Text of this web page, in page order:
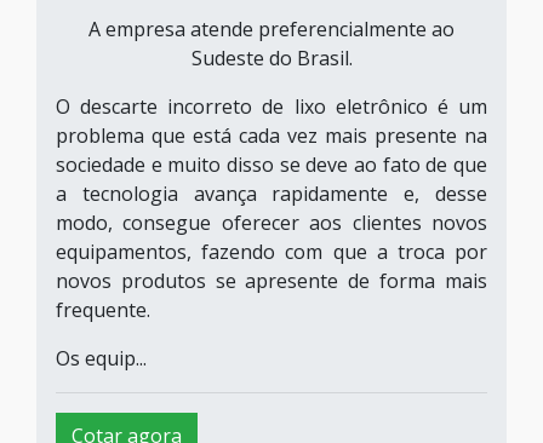
A empresa atende preferencialmente ao
Sudeste do Brasil.
O descarte incorreto de lixo eletrônico é um
problema que está cada vez mais presente na
sociedade e muito disso se deve ao fato de que
a tecnologia avança rapidamente e, desse
modo, consegue oferecer aos clientes novos
equipamentos, fazendo com que a troca por
novos produtos se apresente de forma mais
frequente.
Os equip...
Cotar agora